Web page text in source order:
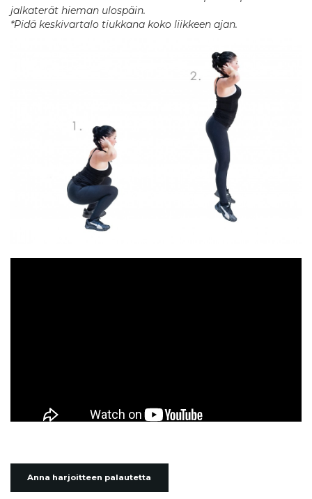
jalkaterät hieman ulospäin.
*Pidä keskivartalo tiukkana koko liikkeen ajan.
Anna harjoitteen palautetta